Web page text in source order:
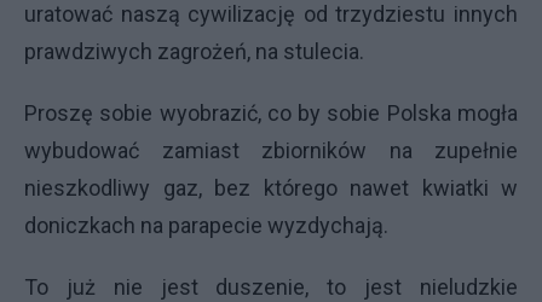
uratować naszą cywilizację od trzydziestu innych
prawdziwych zagrożeń, na stulecia.
Proszę sobie wyobrazić, co by sobie Polska mogła
wybudować zamiast zbiorników na zupełnie
nieszkodliwy gaz, bez którego nawet kwiatki w
doniczkach na parapecie wyzdychają.
To już nie jest duszenie, to jest nieludzkie